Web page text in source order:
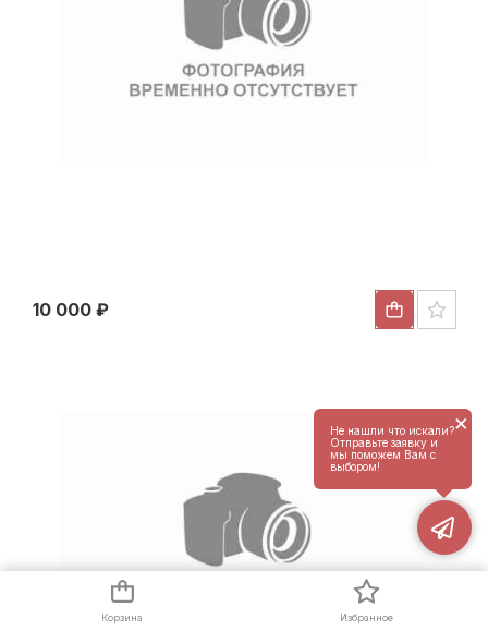
Корзина Избранное
10 000 ₽
Не нашли что искали?
Отправьте заявку и
мы поможем Вам с
выбором!
×